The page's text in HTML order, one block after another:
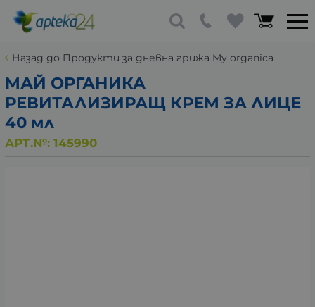
Назад до Продукти за дневна грижа My organica
МАЙ ОРГАНИКА
РЕВИТАЛИЗИРАЩ КРЕМ ЗА ЛИЦЕ
40 мл
АРТ.№: 145990